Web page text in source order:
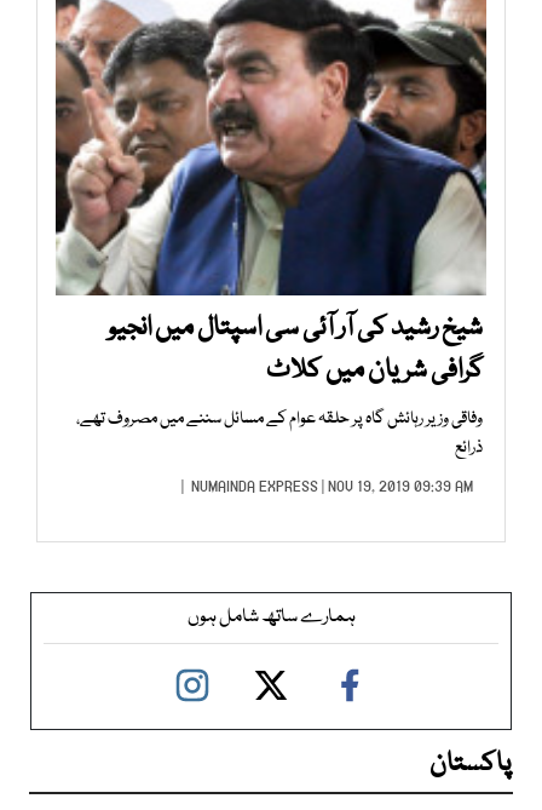
شیخ رشید کی آر آئی سی اسپتال میں انجیو
گرافی شریان میں کلاٹ
وفاقی وزیر رہائش گاہ پر حلقہ عوام کے مسائل سننے میں مصروف تھے،
ذرائع
NUMAINDA EXPRESS| NOV 19, 2019 09:39 AM |
ہمارے ساتھ شامل ہوں
پاکستان